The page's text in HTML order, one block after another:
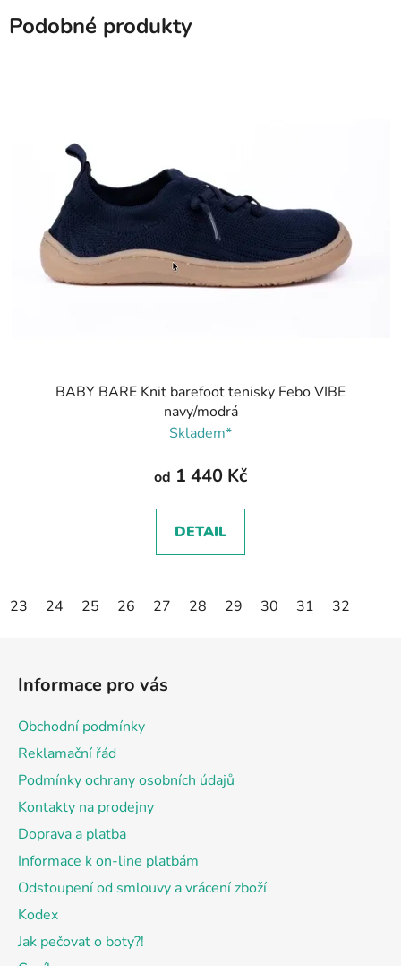
Podobné produkty
BABY BARE Knit barefoot tenisky Febo VIBE
navy/modrá
Skladem*
od 1 440 Kč
DETAIL
23 24 25 26 27 28 29 30 31 32
Informace pro vás
Obchodní podmínky
Reklamační řád
Podmínky ochrany osobních údajů
Kontakty na prodejny
Doprava a platba
Informace k on-line platbám
Odstoupení od smlouvy a vrácení zboží
Kodex
Jak pečovat o boty?!